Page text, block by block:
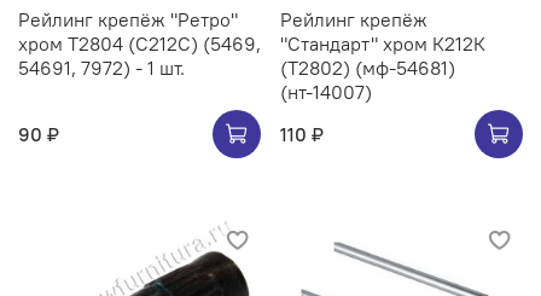
Рейлинг крепёж "Ретро"
хром Т2804 (С212C) (5469,
54691, 7972) - 1 шт.
90 ₽
Рейлинг крепёж
"Стандарт" хром К212К
(Т2802) (мф-54681)
(нт-14007)
110 ₽